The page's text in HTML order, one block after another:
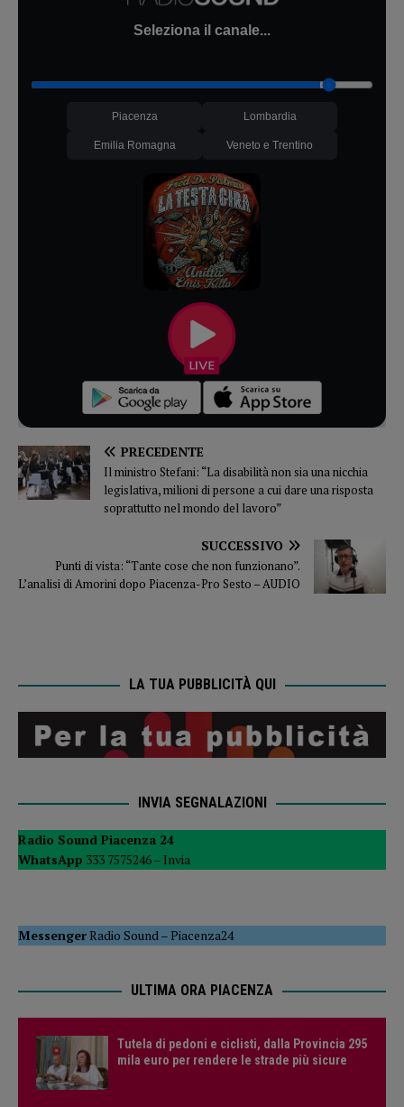
Seleziona il canale...
Piacenza Lombardia
Emilia Romagna Veneto e Trentino
PRECEDENTE
Il ministro Stefani: “La disabilità non sia una nicchia
legislativa, milioni di persone a cui dare una risposta
soprattutto nel mondo del lavoro”
SUCCESSIVO
Punti di vista: “Tante cose che non funzionano”.
L’analisi di Amorini dopo Piacenza-Pro Sesto – AUDIO
LA TUA PUBBLICITÀ QUI
INVIA SEGNALAZIONI
Radio Sound Piacenza 24
WhatsApp 333 7575246 – Invia
MessengerRadio Sound –Piacenza24
ULTIMA ORA PIACENZA
Tutela di pedoni e ciclisti, dalla Provincia 295
mila euro per rendere le strade più sicure